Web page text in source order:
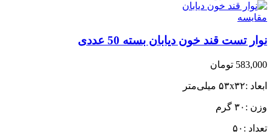
مقایسه
نوار تست قند خون دیابان بسته 50 عددی
583,000 تومان
ابعاد :۵۳x۳۲ میلی‌متر
وزن :۳۰ گرم
تعداد :۵۰